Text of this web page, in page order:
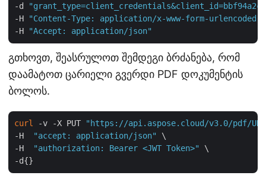
-d
"grant_type=client_credentials&client_id=bbf94a2c-
-H
"Content-Type: application/x-www-form-urlencoded"
-H
"Accept: application/json"
გთხოვთ, შეასრულოთ შემდეგი ბრძანება, რომ
დაამატოთ ცარიელი გვერდი PDF დოკუმენტის
ბოლოს.
curl -v -X PUT
"https://api.aspose.cloud/v3.0/pdf/
-H
"accept: application/json"
\
-H
"authorization: Bearer <JWT Token>"
\